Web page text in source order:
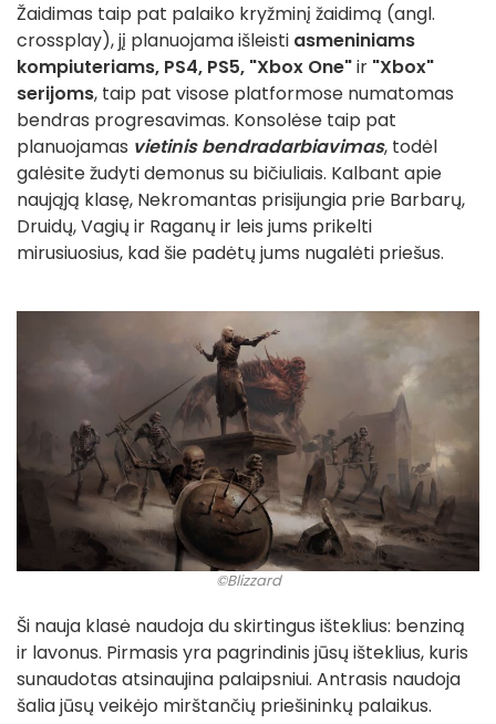
Žaidimas taip pat palaiko kryžminį žaidimą (angl.
crossplay), jį planuojama išleisti asmeniniams
kompiuteriams, PS4, PS5, "Xbox One"ir "Xbox"
serijoms, taip pat visose platformose numatomas
bendras progresavimas. Konsolėse taip pat
planuojamas vietinis bendradarbiavimas, todėl
galėsite žudyti demonus su bičiuliais. Kalbant apie
naująją klasę, Nekromantas prisijungia prie Barbarų,
Druidų, Vagių ir Raganų ir leis jums prikelti
mirusiuosius, kad šie padėtų jums nugalėti priešus.
©Blizzard
Ši nauja klasė naudoja du skirtingus išteklius: benziną
ir lavonus. Pirmasis yra pagrindinis jūsų išteklius, kuris
sunaudotas atsinaujina palaipsniui. Antrasis naudoja
šalia jūsų veikėjo mirštančių priešininkų palaikus.